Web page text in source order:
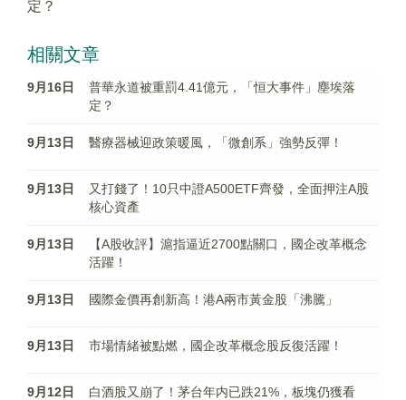
定？
相關文章
9月16日
普華永道被重罰4.41億元，「恒大事件」塵埃落
定？
9月13日 醫療器械迎政策暖風，「微創系」強勢反彈！
9月13日
又打錢了！10只中證A500ETF齊發，全面押注A股
核心資產
9月13日
【A股收評】滬指逼近2700點關口，國企改革概念
活躍！
9月13日 國際金價再創新高！港A兩市黃金股「沸騰」
9月13日 市場情緒被點燃，國企改革概念股反復活躍！
9月12日
白酒股又崩了！茅台年内已跌21%，板塊仍獲看